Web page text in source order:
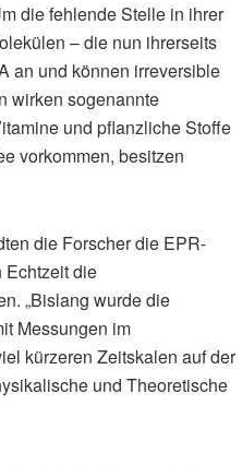
die fehlende Stelle in ihrer
– die nun ihrerseits
an und können irreversible
wirken sogenannte
und pflanzliche Stoffe
vorkommen, besitzen
die Forscher die EPR-
Echtzeit die
„Bislang wurde die
Messungen im
kürzeren Zeitskalen auf der
und Theoretische